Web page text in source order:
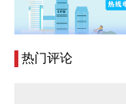
热门评论